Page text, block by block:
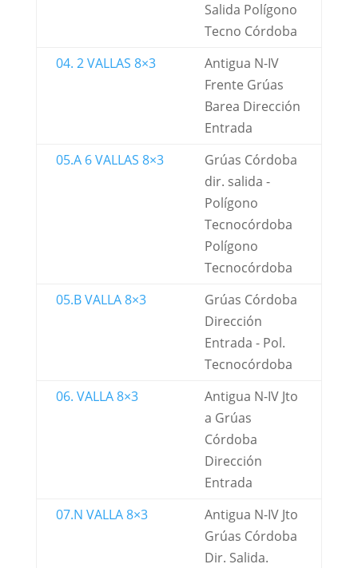
Salida Polígono
Tecno Córdoba
04. 2 VALLAS 8×3
Antigua N-IV
Frente Grúas
Barea Dirección
Entrada
05.A 6 VALLAS 8×3
Grúas Córdoba
dir. salida -
Polígono
Tecnocórdoba
Polígono
Tecnocórdoba
05.B VALLA 8×3
Grúas Córdoba
Dirección
Entrada - Pol.
Tecnocórdoba
06. VALLA 8×3
Antigua N-IV Jto
a Grúas
Córdoba
Dirección
Entrada
07.N VALLA 8×3
Antigua N-IV Jto
Grúas Córdoba
Dir. Salida.